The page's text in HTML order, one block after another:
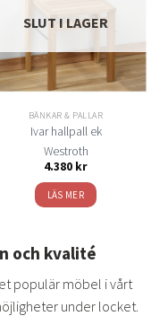
önskelistan
SLUT I LAGER
BÄNKAR & PALLAR
Ivar hallpall ek
Westroth
4.380 kr
LÄS MER
och kvalité
populär möbel i vårt
under locket.